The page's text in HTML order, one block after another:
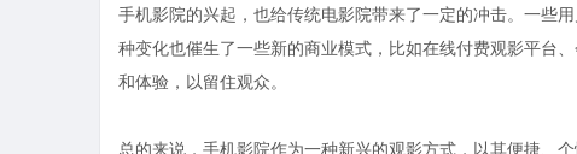
手机影院的兴起，也给传统电影院带来了一定的冲击。一些
种变化也催生了一些新的商业模式，比如在线付费观影平台
和体验，以留住观众。
总的来说，手机影院作为一种新兴的观影方式，以其便捷、